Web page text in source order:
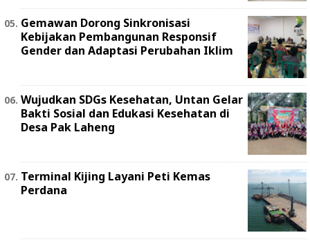
Gemawan Dorong Sinkronisasi
Kebijakan Pembangunan Responsif
Gender dan Adaptasi Perubahan Iklim
Wujudkan SDGs Kesehatan, Untan Gelar
Bakti Sosial dan Edukasi Kesehatan di
Desa Pak Laheng
Terminal Kijing Layani Peti Kemas
Perdana